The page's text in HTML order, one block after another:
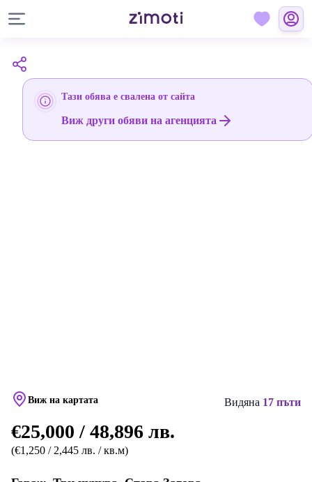
Тази обява е свалена от сайта
Виж други обяви на агенцията
Виж на картата Видяна 17 пъти
€25,000 / 48,896 лв.
(€1,250 / 2,445 лв. / кв.м)